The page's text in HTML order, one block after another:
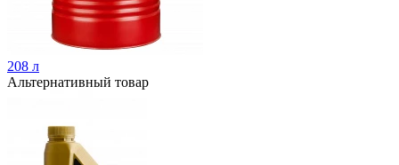
208 л
Альтернативный товар